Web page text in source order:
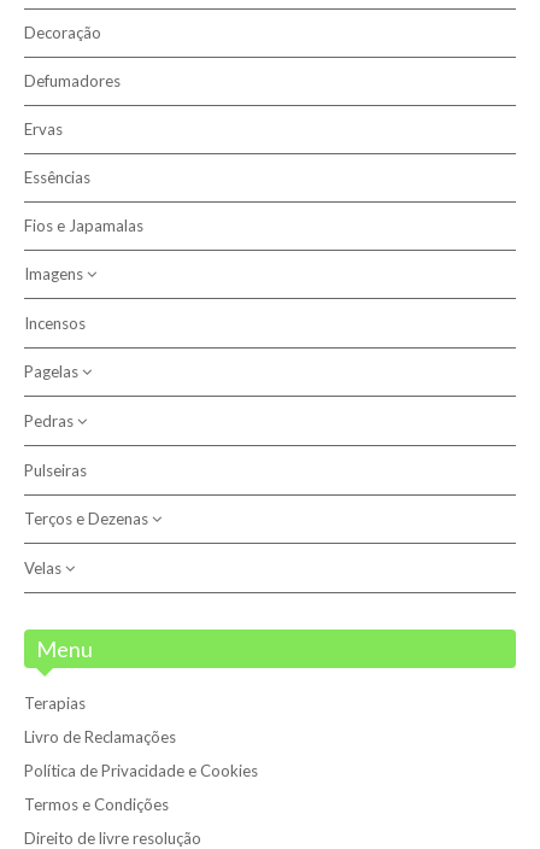
Sobre nós
Decoração
Defumadores
Ervas
Essências
Fios e Japamalas
Imagens
Católicas
Outras
Incensos
Pagelas
Anjo do Signo
Santos
Pedras
Outros
Pedras
Pulseiras
Pulseiras
Terços e Dezenas
Dezenas
Velas
Velas 7 Dias
Velões
Menu
Terapias
Livro de Reclamações
Política de Privacidade e Cookies
Termos e Condições
Direito de livre resolução